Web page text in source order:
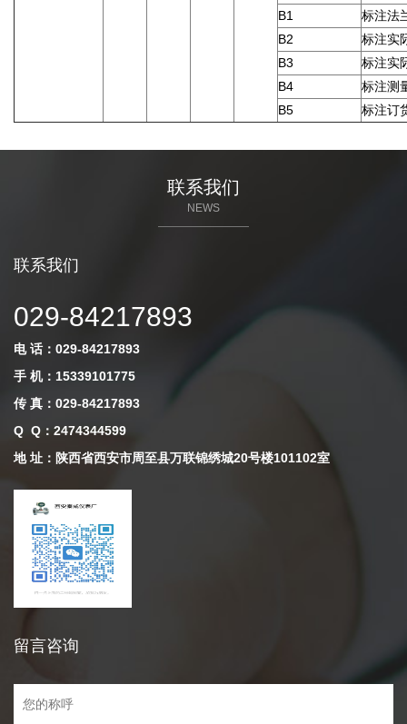
B1
标注法
B2
标注实
B3
标注实
B4
标注测
B5
标注订
联系我们
NEWS
联系我们
029-84217893
电 话：029-84217893
手 机：15339101775
传 真：029-84217893
Q Q ： 2474344599
地 址：陕西省西安市周至县万联锦绣城20号楼101102室
留言咨询